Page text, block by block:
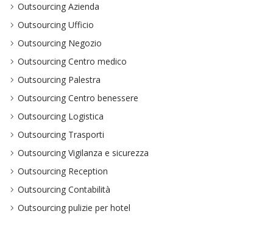
Outsourcing Azienda
Outsourcing Ufficio
Outsourcing Negozio
Outsourcing Centro medico
Outsourcing Palestra
Outsourcing Centro benessere
Outsourcing Logistica
Outsourcing Trasporti
Outsourcing Vigilanza e sicurezza
Outsourcing Reception
Outsourcing Contabilità
Outsourcing pulizie per hotel